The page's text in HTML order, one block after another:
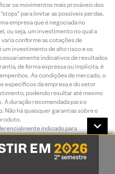
os movimentos mais prováveis dos
para limitar as possíveis perdas.
empresa que é negociada no
ou seja, um investimento no qual a
conforme as cotações de
um investimento de alto risco e os
indicativos de resultados
de forma expressa ou implícita, é
As condições de mercado, o
específicos da empresa e do setor
podendo resultar até mesmo
A duração recomendada para o
Não há quaisquer garantias sobre o
indicado para
com a política de suitability
de opções, são negociados
por preço fixado em data futura,
pagar um prêmio ao vendedor tal
com esses derivativos são